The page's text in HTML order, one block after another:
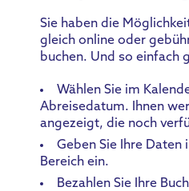
Sie haben die
gleich online oder
buchen. Und so einfach
Wählen Sie im
Abreisedatum. Ihnen
angezeigt, die noch
Geben Sie Ihre Daten
Bereich ein.
Bezahlen Sie Ihre